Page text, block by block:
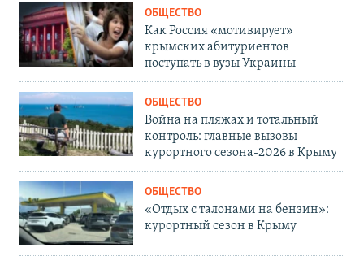
ОБЩЕСТВО
Как Россия «мотивирует»
крымских абитуриентов
поступать в вузы Украины
ОБЩЕСТВО
Война на пляжах и тотальный
контроль: главные вызовы
курортного сезона-2026 в Крыму
ОБЩЕСТВО
«Отдых с талонами на бензин»:
курортный сезон в Крыму